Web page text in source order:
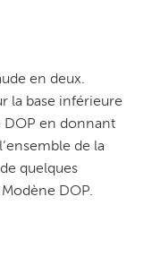
en deux.
la base inférieure
DOP en donnant
de la
quelques
DOP.